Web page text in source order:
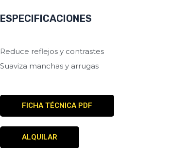
ESPECIFICACIONES
Reduce reflejos y contrastes
Suaviza manchas y arrugas
FICHA TÉCNICA PDF
ALQUILAR